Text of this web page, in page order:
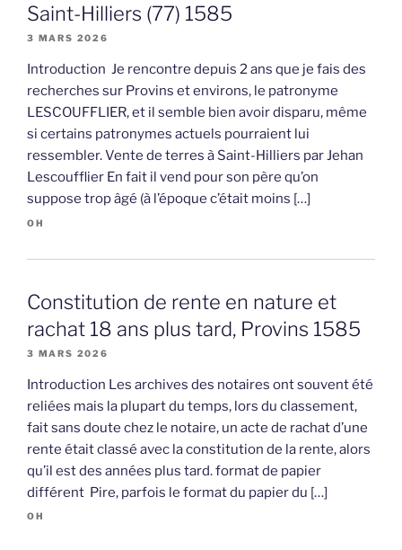
Saint-Hilliers (77) 1585
3 MARS 2026
Introduction Je rencontre depuis 2 ans que je fais des
recherches sur Provins et environs, le patronyme
LESCOUFFLIER, et il semble bien avoir disparu, même
si certains patronymes actuels pourraient lui
ressembler. Vente de terres à Saint-Hilliers par Jehan
Lescoufflier En fait il vend pour son père qu’on
suppose trop âgé (à l’époque c’était moins […]
OH
Constitution de rente en nature et
rachat 18 ans plus tard, Provins 1585
3 MARS 2026
Introduction Les archives des notaires ont souvent été
reliées mais la plupart du temps, lors du classement,
fait sans doute chez le notaire, un acte de rachat d’une
rente était classé avec la constitution de la rente, alors
qu’il est des années plus tard. format de papier
différent Pire, parfois le format du papier du […]
OH